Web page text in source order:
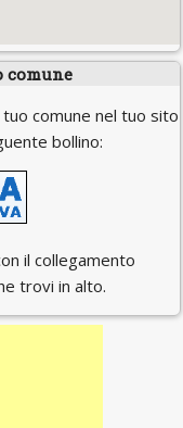
comune
comune nel tuo sito
bollino:
il collegamento
trovi in alto.